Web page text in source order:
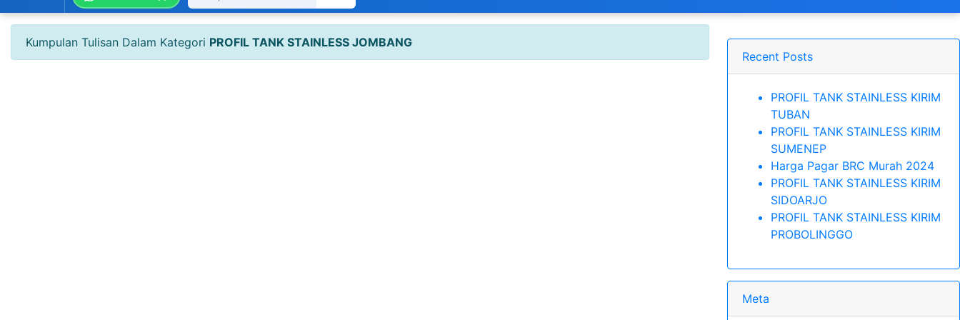
Kumpulan Tulisan Dalam Kategori PROFIL TANK STAINLESS JOMBANG
Recent Posts
PROFIL TANK STAINLESS KIRIM
TUBAN
PROFIL TANK STAINLESS KIRIM
SUMENEP
Harga Pagar BRC Murah 2024
PROFIL TANK STAINLESS KIRIM
SIDOARJO
PROFIL TANK STAINLESS KIRIM
PROBOLINGGO
Meta